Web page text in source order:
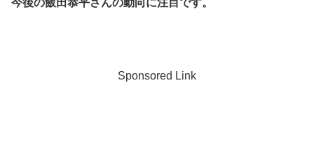
今後の飯田恭平さんの動向に注目です。
Sponsored Link